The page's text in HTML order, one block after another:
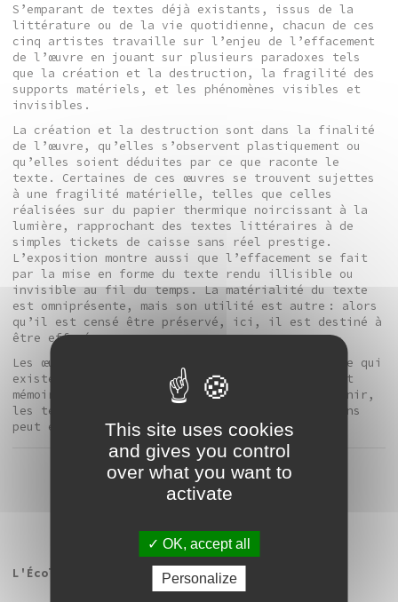
S’emparant de textes déjà existants, issus de la
littérature ou de la vie quotidienne, chacun de ces
cinq artistes travaille sur l’enjeu de l’effacement
de l’œuvre en jouant sur plusieurs paradoxes tels
que la création et la destruction, la fragilité des
supports matériels, et les phénomènes visibles et
invisibles.
La création et la destruction sont dans la finalité
de l’œuvre, qu’elles s’observent plastiquement ou
qu’elles soient déduites par ce que raconte le
texte. Certaines de ces œuvres se trouvent sujettes
à une fragilité matérielle, telles que celles
réalisées sur du papier thermique noircissant à la
lumière, rapprochant des textes littéraires à de
simples tickets de caisse sans réel prestige.
L’exposition montre aussi que l’effacement se fait
par la mise en forme du texte rendu illisible ou
invisible au fil du temps. La matérialité du texte
est omniprésente, mais son utilité est autre : alors
qu’il est censé être préservé, ici, il est destiné à
être effacé.
Les œuvres apparaissent dans la tension entre ce qui
existe et ce qui n’existera plus, entre oubli et
mémoire. Dans le temps de leur disparition à venir,
les textes sont toujours lisibles, mais leur sens
peut en être altéré.
L'École des médiateurs
This site uses cookies
and gives you control
over what you want to
activate
OK, accept all
Personalize